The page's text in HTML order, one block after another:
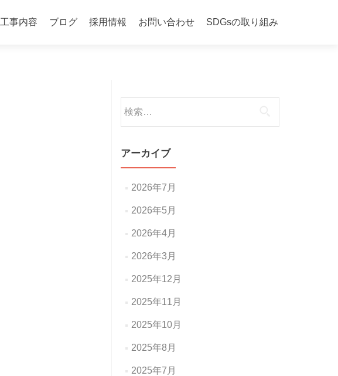
工事内容 ブログ 採用情報 お問い合わせ SDGsの取り組み
索:
アーカイブ
2026年7月
2026年5月
2026年4月
2026年3月
2025年12月
2025年11月
2025年10月
2025年8月
2025年7月